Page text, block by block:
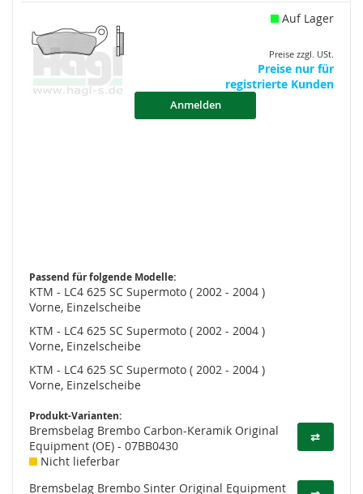
Auf Lager
Preise zzgl. USt.
Preise nur für
registrierte Kunden
Anmelden
Passend für folgende Modelle:
KTM - LC4 625 SC Supermoto ( 2002 - 2004 )
Vorne, Einzelscheibe
KTM - LC4 625 SC Supermoto ( 2002 - 2004 )
Vorne, Einzelscheibe
KTM - LC4 625 SC Supermoto ( 2002 - 2004 )
Vorne, Einzelscheibe
Produkt-Varianten:
⇄
Bremsbelag Brembo Carbon-Keramik Original
Equipment (OE) - 07BB0430
Nicht lieferbar
Bremsbelag Brembo Sinter Original Equipment